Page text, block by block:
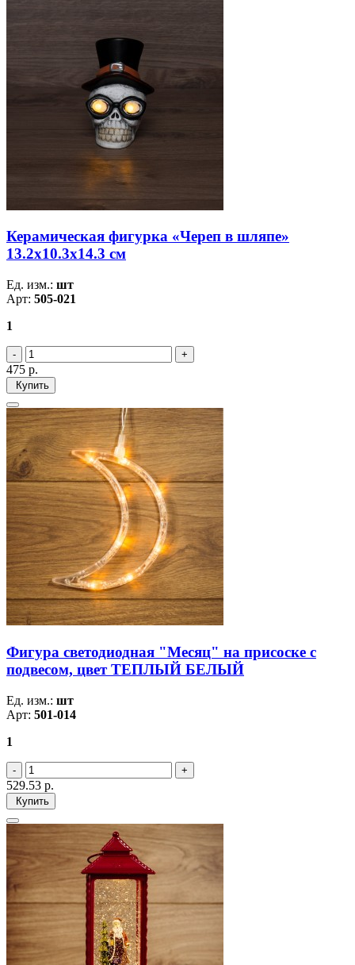
Керамическая фигурка «Череп в шляпе»
13.2х10.3х14.3 см
Ед. изм.: шт
Арт: 505-021
1
475 р.
Купить
Фигура светодиодная "Месяц" на присоске с
подвесом, цвет ТЕПЛЫЙ БЕЛЫЙ
Ед. изм.: шт
Арт: 501-014
1
529.53 р.
Купить